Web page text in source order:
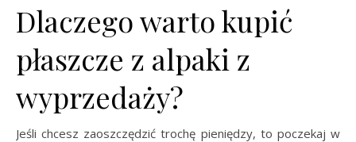
Dlaczego warto kupić
płaszcze z alpaki z
wyprzedaży?
Jeśli chcesz zaoszczędzić trochę pieniędzy, to poczekaj w